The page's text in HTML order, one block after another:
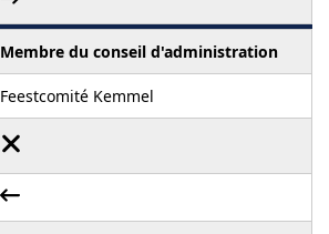
Membre du conseil d'administration
Feestcomité Kemmel